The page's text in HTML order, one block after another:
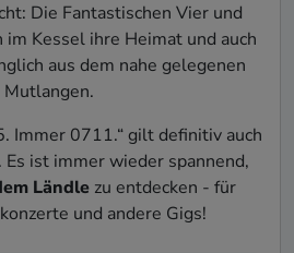
Die Fantastischen Vier und
im Kessel ihre Heimat und auch
aus dem nahe gelegenen
Mutlangen.
Immer 0711.“ gilt definitiv auch
ist immer wieder spannend,
Ländle zu entdecken - für
und andere Gigs!